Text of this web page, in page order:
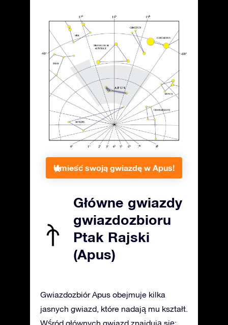
Umieść swoją gwiazdę w Apus!
Główne gwiazdy
gwiazdozbioru
Ptak Rajski
(Apus)
Gwiazdozbiór Apus obejmuje kilka
jasnych gwiazd, które nadają mu kształt.
Wśród głównych gwiazd znajdują się: